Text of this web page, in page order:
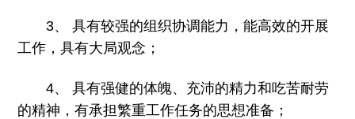
3、 具有较强的组织协调能力，能高效的开展
工作，具有大局观念；
4、 具有强健的体魄、充沛的精力和吃苦耐劳
的精神，有承担繁重工作任务的思想准备；